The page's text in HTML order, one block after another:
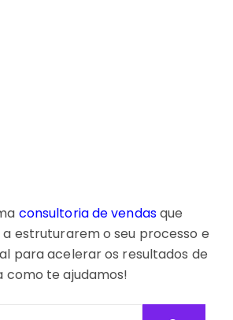
consultoria de vendasque
estruturarem o seu processo e
para acelerar os resultados de
como te ajudamos!